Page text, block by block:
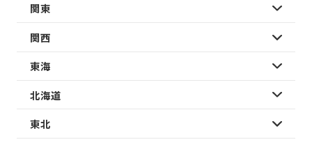
関東
関西
東海
北海道
東北